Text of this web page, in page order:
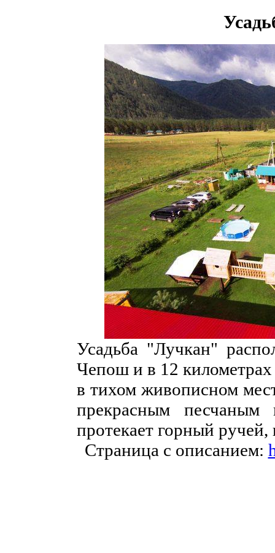
Усадьба "Лучкан"
Чепош и в 12
в тихом живописном
прекрасным
протекает горный
Страница с описанием: